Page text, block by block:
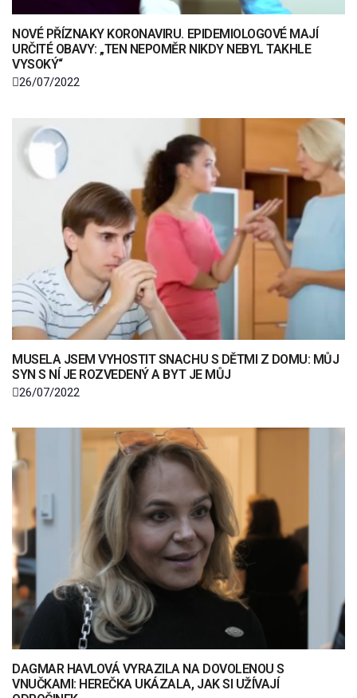
NOVÉ PŘÍZNAKY KORONAVIRU. EPIDEMIOLOGOVÉ MAJÍ
URČITÉ OBAVY: „TEN NEPOMĚR NIKDY NEBYL TAKHLE
VYSOKÝ“
26/07/2022
MUSELA JSEM VYHOSTIT SNACHU S DĚTMI Z DOMU: MŮJ
SYN S NÍ JE ROZVEDENÝ A BYT JE MŮJ
26/07/2022
DAGMAR HAVLOVÁ VYRAZILA NA DOVOLENOU S
VNUČKAMI: HEREČKA UKÁZALA, JAK SI UŽÍVAJÍ